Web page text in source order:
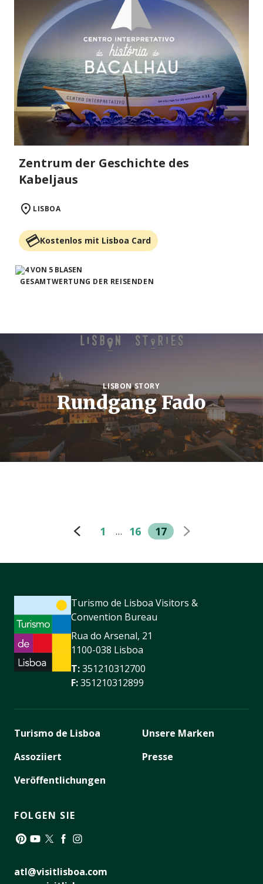
Zentrum der Geschichte des
Kabeljaus
LISBOA
Kostenlos mit Lisboa Card
GESAMTWERTUNG DER REISENDEN
LISBON STORY
Rundgang Fado
1 … 16 17
Turismo de Lisboa Visitors &
Convention Bureau
Rua do Arsenal, 21
1100-038 Lisboa
T:351210312700
F:351210312899
Turismo de Lisboa
Assoziiert
Veröffentlichungen
Unsere Marken
Presse
FOLGEN SIE
atl@visitlisboa.com